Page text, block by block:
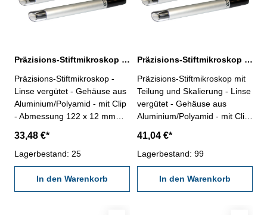
Präzisions-Stiftmikroskop 100 Dioptrie | ohne Skalierung
Präzisions-Stiftmikroskop -
Linse vergütet - Gehäuse aus
Aluminium/Polyamid - mit Clip
- Abmessung 122 x 12 mm
33,48 €*
Lagerbestand: 25
In den Warenkorb
Präzisions-Stiftmikroskop 100 Dioptrie | Skalierung C
Präzisions-Stiftmikroskop mit
Teilung und Skalierung - Linse
vergütet - Gehäuse aus
Aluminium/Polyamid - mit Clip
Dioptrie 100 Sichtfeld 1,2 mm
Messlänge 1,0 mm Teilung
0,01 mm, Skalierung C
41,04 €*
Lagerbestand: 99
In den Warenkorb